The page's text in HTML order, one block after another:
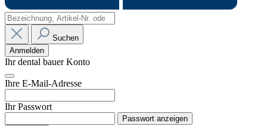
Suchen
Anmelden
Ihr dental bauer Konto
Ihre E-Mail-Adresse
Ihr Passwort
Passwort anzeigen